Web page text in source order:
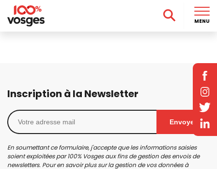
Inscription à la Newsletter
Envoyer
En soumettant ce formulaire, j'accepte que les informations saisies
soient exploitées par 100% Vosges aux fins de gestion des envois de
newsletters. Pour en savoir plus sur la gestion de vos données à
MENU